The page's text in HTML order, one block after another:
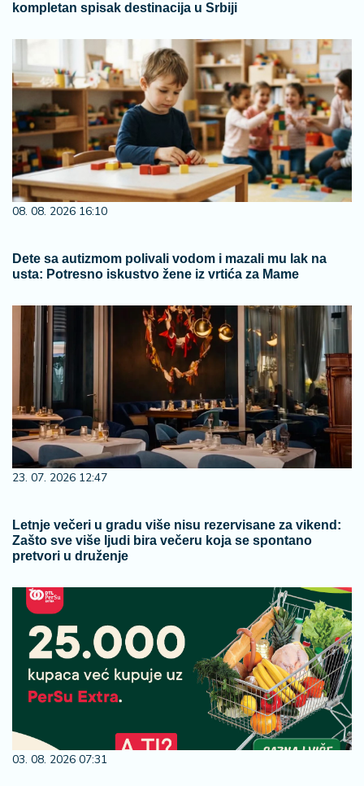
kompletan spisak destinacija u Srbiji
08. 08. 2026 16:10
Dete sa autizmom polivali vodom i mazali mu lak na
usta: Potresno iskustvo žene iz vrtića za Mame
23. 07. 2026 12:47
Letnje večeri u gradu više nisu rezervisane za vikend:
Zašto sve više ljudi bira večeru koja se spontano
pretvori u druženje
03. 08. 2026 07:31